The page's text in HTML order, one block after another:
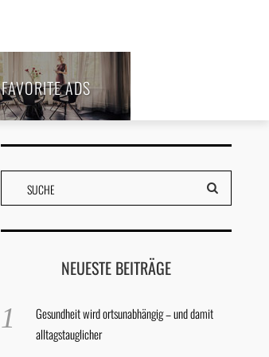
FAVORITE ADS
NEUESTE BEITRÄGE
Gesundheit wird ortsunabhängig – und damit
alltagstauglicher